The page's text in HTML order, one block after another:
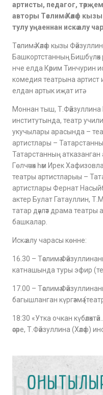
артисты, педагог,
авторы Тәслимә Хәләф
тулу уңаеннан искә алу
Тәслимә Хәләф кызы
Башкортстанның
нче елда Кәрим Тинчурин
комедия театрына артист
елдан артык иҗат итә.
Моннан тыш, Т.Фәйзуллина
институтында, театр
укучылары арасында –
артистлары –
Татарстанның атказанган
Гөлчәчәк һәм Ирек
театры артистларыы –
артистлары Фернат
актер Булат Гатауллин,
татар дәүләт драма
башкалар.
Искә алу чарасы көнне:
16.30 – Тәслимә
катнашында туры эфир
17.00 – Тәслимә
багышланган күргәзмә
18:30 «Утка очкан
әсәре, Т.Фәйзуллина (Хәләф)